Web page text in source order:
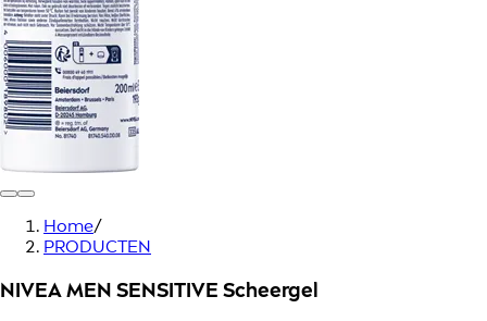
Home/
PRODUCTEN
NIVEA MEN SENSITIVE Scheergel